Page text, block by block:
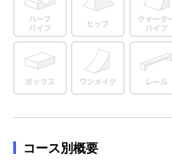
コース別概要